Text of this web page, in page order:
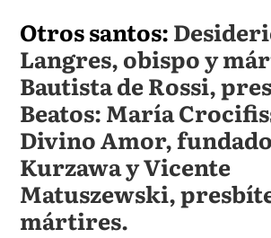
Otros santos:
Langres, obispo y
Bautista de Rossi,
Beatos: María
Divino Amor,
Kurzawa y Vicente
Matuszewski,
mártires.